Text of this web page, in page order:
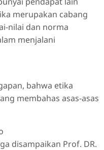
merupakan cabang
nilai dan norma
menjalani
bahwa etika
membahas asas-asas
disampaikan Prof. DR.